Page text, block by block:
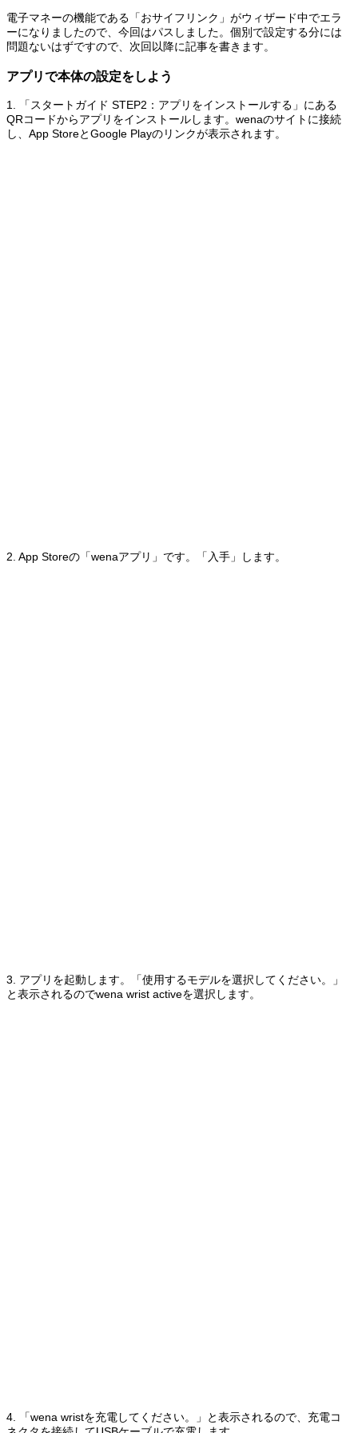
電子マネーの機能である「おサイフリンク」がウィザード中でエラ
ーになりましたので、今回はパスしました。個別で設定する分には
問題ないはずですので、次回以降に記事を書きます。
アプリで本体の設定をしよう
1. 「スタートガイド STEP2：アプリをインストールする」にある
QRコードからアプリをインストールします。wenaのサイトに接続
し、App StoreとGoogle Playのリンクが表示されます。
2. App Storeの「wenaアプリ」です。「入手」します。
3. アプリを起動します。「使用するモデルを選択してください。」
と表示されるのでwena wrist activeを選択します。
4. 「wena wristを充電してください。」と表示されるので、充電コ